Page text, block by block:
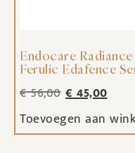
Endocare Radiance
Ferulic Edafence
€56,00€45,00
Toevoegen aan